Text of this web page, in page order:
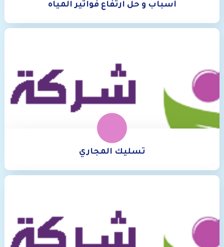
أسباب و حل ارتفاع فواتير المياه
تسليك المجاري